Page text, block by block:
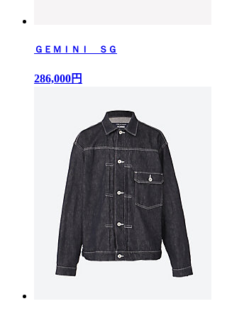
ＧＥＭＩＮＩ ＳＧ
286,000円